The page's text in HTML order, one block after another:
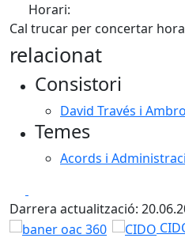
Horari:
Cal trucar per concertar hora
relacionat
Consistori
David Través i
Temes
Acords i
Darrera actualització: